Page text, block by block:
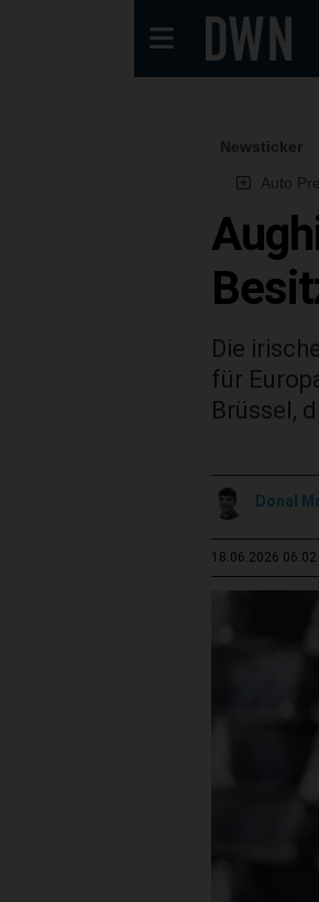
Newsticker
Auto
Die
für
Brüssel,
Donal
18.06.2026 06:02